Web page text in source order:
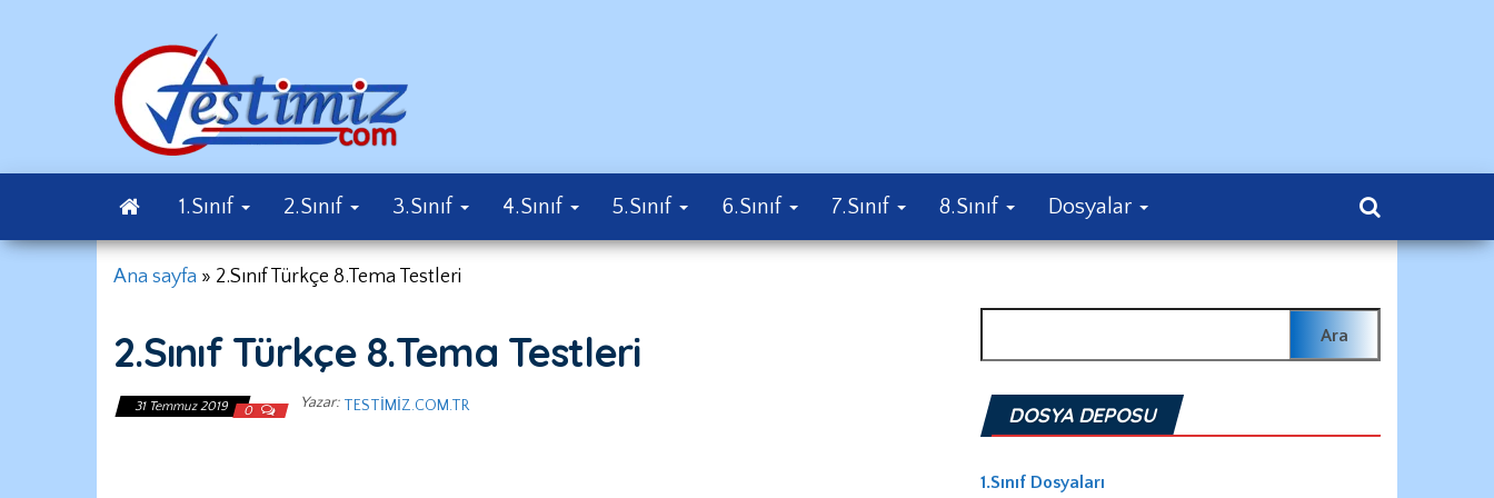
1.Sınıf 2.Sınıf 3.Sınıf 4.Sınıf 5.Sınıf 6.Sınıf 7.Sınıf 8.Sınıf Dosyalar
Ana sayfa » 2.Sınıf Türkçe 8.Tema Testleri
2.Sınıf Türkçe 8.Tema Testleri
31 Temmuz 2019 0 Yazar: TESTIMIZ.COM.TR DOSYA DEPOSU
1.Sınıf Dosyaları